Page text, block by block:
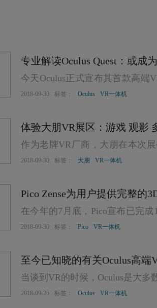
专业解读Oculus Quest：或成
今天Oculus正式宣布其首款高端
市。
2018-09-30 标签： Oculus VR一体机
体验大朋VR展区：游戏 观影
作为老牌VR厂商，大朋在本次
其中包括大朋全景声巨幕影院、
2018-09-30 标签： 大朋 VR一体机
Pico Zense为用户提供完整的
在今年的7月底，Pico宣布已完
不被投资者看好的情况下，Pico
2018-09-30 标签： Pico VR一体机
至今已知晓的有关Oculus高端
当谈到VR的时候，Oculus是大多
2018-09-26 标签： Oculus VR一体机